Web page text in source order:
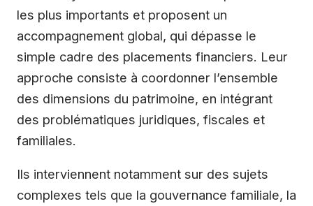
les plus importants et proposent un
accompagnement global, qui dépasse le
simple cadre des placements financiers. Leur
approche consiste à coordonner l’ensemble
des dimensions du patrimoine, en intégrant
des problématiques juridiques, fiscales et
familiales.
Ils interviennent notamment sur des sujets
complexes tels que la gouvernance familiale, la